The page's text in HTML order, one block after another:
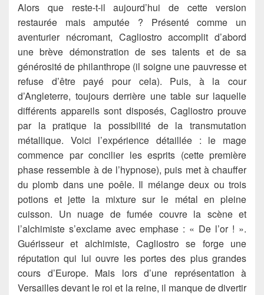
Alors que reste-t-il aujourd’hui de cette version
restaurée mais amputée ? Présenté comme un
aventurier nécromant, Cagliostro accomplit d’abord
une brève démonstration de ses talents et de sa
générosité de philanthrope (il soigne une pauvresse et
refuse d’être payé pour cela). Puis, à la cour
d’Angleterre, toujours derrière une table sur laquelle
différents appareils sont disposés, Cagliostro prouve
par la pratique la possibilité de la transmutation
métallique. Voici l’expérience détaillée : le mage
commence par concilier les esprits (cette première
phase ressemble à de l’hypnose), puis met à chauffer
du plomb dans une poêle. Il mélange deux ou trois
potions et jette la mixture sur le métal en pleine
cuisson. Un nuage de fumée couvre la scène et
l’alchimiste s’exclame avec emphase : « De l’or ! ».
Guérisseur et alchimiste, Cagliostro se forge une
réputation qui lui ouvre les portes des plus grandes
cours d’Europe. Mais lors d’une représentation à
Versailles devant le roi et la reine, il manque de divertir